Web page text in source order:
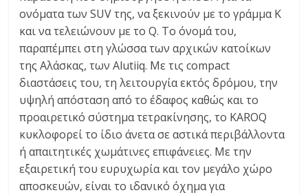
ονόματα των SUV της, να ξεκινούν με το γράμμα K
και να τελειώνουν με το Q. Το όνομά του,
παραπέμπει στη γλώσσα των αρχικών κατοίκων
της Αλάσκας, των Alutiiq. Με τις compact
διαστάσεις του, τη λειτουργία εκτός δρόμου, την
υψηλή απόσταση από το έδαφος καθώς και το
προαιρετικό σύστημα τετρακίνησης, το KAROQ
κυκλοφορεί το ίδιο άνετα σε αστικά περιβάλλοντα
ή απαιτητικές χωμάτινες επιφάνειες. Με την
εξαιρετική του ευρυχωρία και τον μεγάλο χώρο
αποσκευών, είναι το ιδανικό όχημα για